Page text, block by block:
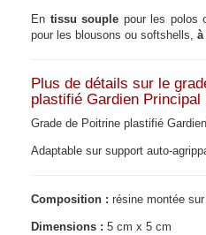
En tissu souple pour les polos
pour les blousons ou softshells,
Plus de détails sur le
plastifié Gardien
Grade de Poitrine plastifié
Adaptable sur support auto-
Composition : résine montée
Dimensions : 5 cm x 5 cm